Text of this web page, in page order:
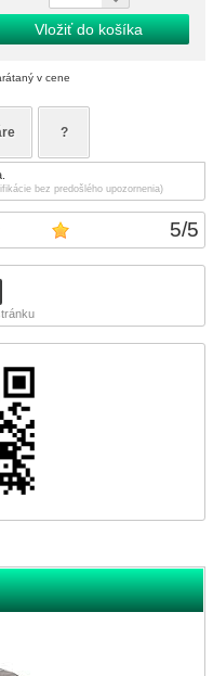
5/5
Vložiť do košíka
v cene
?
bez predošlého upozornenia)